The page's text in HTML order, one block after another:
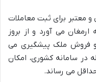
و معتبر برای ثبت معاملات
می آورد و از بروز
و فروش ملک پیشگیری می
در سامانه کشوری، امکان
می رساند.